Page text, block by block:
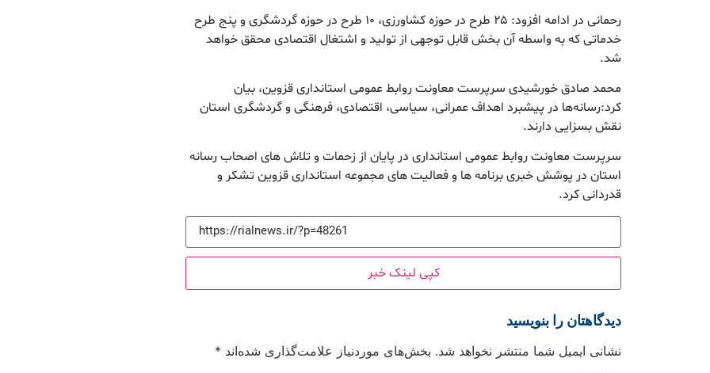
رحمانی در ادامه افزود: ۲۵ طرح در حوزه کشاورزی، ۱۰ طرح در حوزه گردشگری و پنج طرح
خدماتی که به واسطه آن بخش قابل توجهی از تولید و اشتغال اقتصادی محقق خواهد
شد.
محمد صادق خورشیدی سرپرست معاونت روابط عمومی استانداری قزوین، بیان
کرد:رسانه‌ها در پیشبرد اهداف عمرانی، سیاسی، اقتصادی، فرهنگی و گردشگری استان
نقش بسزایی دارند.
سرپرست معاونت روابط عمومی استانداری در پایان از زحمات و تلاش های اصحاب رسانه
استان در پوشش خبری برنامه ها و فعالیت های مجموعه استانداری قزوین تشکر و
قدردانی کرد.
کپی لینک خبر
دیدگاهتان را بنویسید
نشانی ایمیل شما منتشر نخواهد شد. بخش‌های موردنیاز علامت‌گذاری شده‌اند *